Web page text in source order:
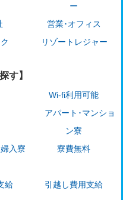
ー
営業･オフィス
リゾートレジャー
す】
Wi-fi利用可能
アパート･マンショ
ン寮
入寮
寮費無料
給 引越し費用支給